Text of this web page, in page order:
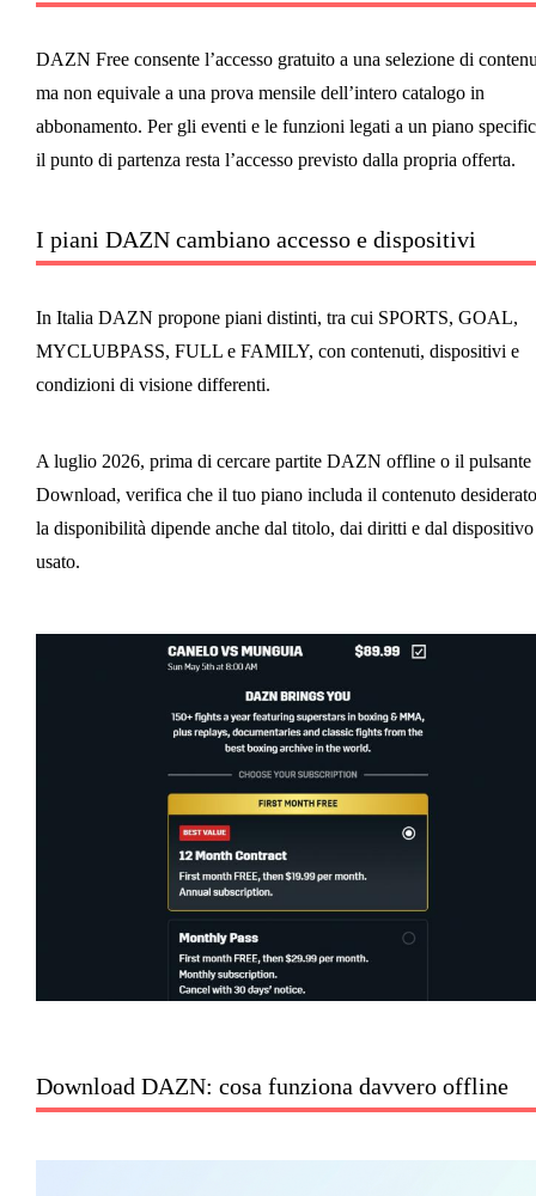
DAZN Free consente l’accesso gratuito a una selezione di
ma non equivale a una prova mensile dell’intero catalogo in
abbonamento. Per gli eventi e le funzioni legati a un piano
il punto di partenza resta l’accesso previsto dalla propria offerta.
I piani DAZN cambiano accesso e dispositivi
In Italia DAZN propone piani distinti, tra cui SPORTS, GOAL,
MYCLUBPASS, FULL e FAMILY, con contenuti, dispositivi e
condizioni di visione differenti.
A luglio 2026, prima di cercare partite DAZN offline o il pulsante
Download, verifica che il tuo piano includa il contenuto
la disponibilità dipende anche dal titolo, dai diritti e dal dispositivo
usato.
Download DAZN: cosa funziona davvero offline